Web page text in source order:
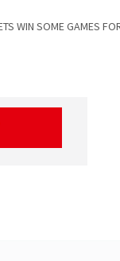
SOME GAMES FOR